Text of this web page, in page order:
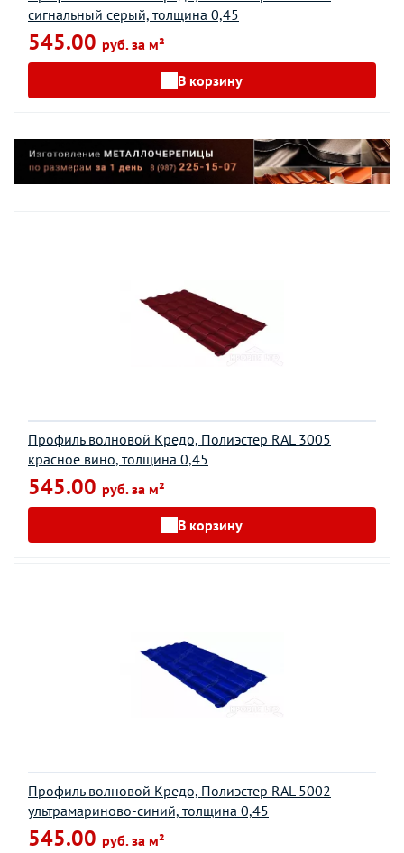
сигнальный серый, толщина 0,45
545.00 руб. за м²
В корзину
Профиль волновой Кредо, Полиэстер RAL 3005
красное вино, толщина 0,45
545.00 руб. за м²
В корзину
Профиль волновой Кредо, Полиэстер RAL 5002
ультрамариново-синий, толщина 0,45
545.00 руб. за м²